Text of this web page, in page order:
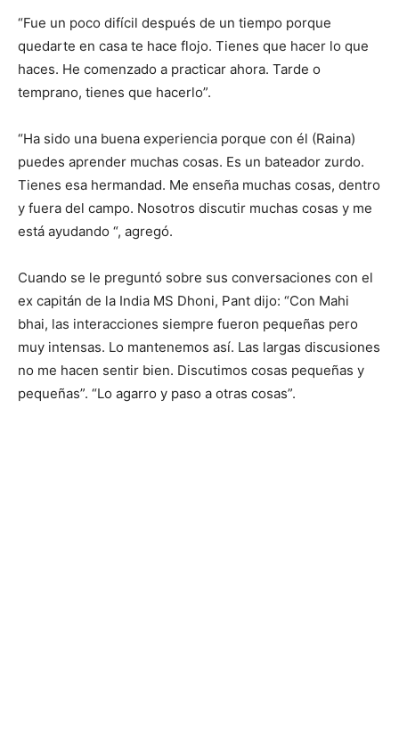
“Fue un poco difícil después de un tiempo porque
quedarte en casa te hace flojo. Tienes que hacer lo que
haces. He comenzado a practicar ahora. Tarde o
temprano, tienes que hacerlo”.
“Ha sido una buena experiencia porque con él (Raina)
puedes aprender muchas cosas. Es un bateador zurdo.
Tienes esa hermandad. Me enseña muchas cosas, dentro
y fuera del campo. Nosotros discutir muchas cosas y me
está ayudando “, agregó.
Cuando se le preguntó sobre sus conversaciones con el
ex capitán de la India MS Dhoni, Pant dijo: “Con Mahi
bhai, las interacciones siempre fueron pequeñas pero
muy intensas. Lo mantenemos así. Las largas discusiones
no me hacen sentir bien. Discutimos cosas pequeñas y
pequeñas”. “Lo agarro y paso a otras cosas”.